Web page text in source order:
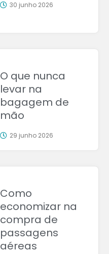
30 junho 2026
O que nunca
levar na
bagagem de
mão
29 junho 2026
Como
economizar na
compra de
passagens
aéreas